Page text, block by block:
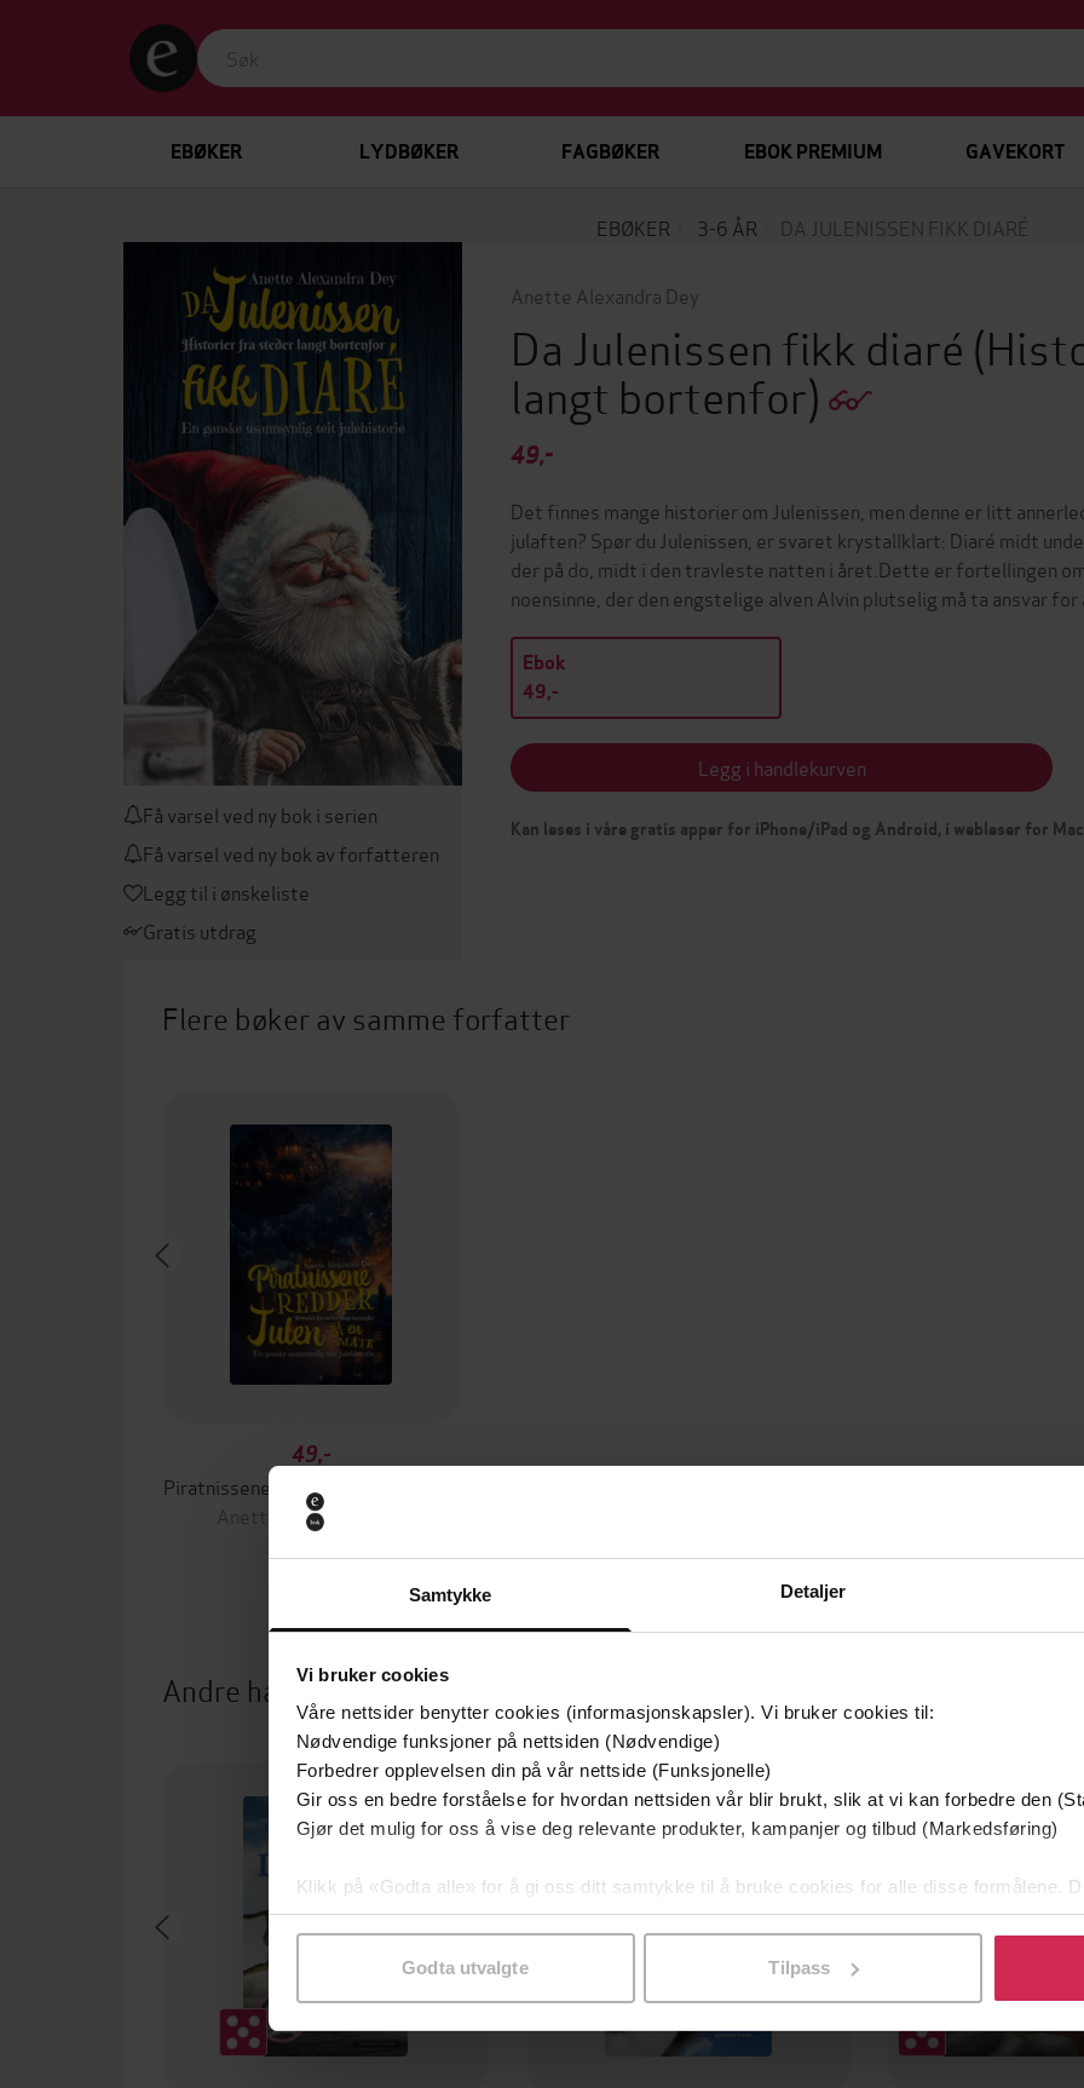
Samtykke Detaljer
Vi bruker cookies
Våre nettsider benytter cookies (informasjonskapsler). Vi bruker cookies til:
Nødvendige funksjoner på nettsiden (Nødvendige)
Forbedrer opplevelsen din på vår nettside (Funksjonelle)
Gir oss en bedre forståelse for hvordan nettsiden vår blir brukt, slik at vi kan forbedre den
Gjør det mulig for oss å vise deg relevante produkter, kampanjer og tilbud (Markedsføring)
Klikk på «Godta alle» for å gi oss ditt samtykke til å bruke cookies for alle disse formålene.
samtykke til spesifikke formål ved å klikke på «Tilpass». Du kan når som helst trekke
Godta utvalgte Tilpass
EBØKER LYDBØKER FAGBØKER EBOK PREMIUM GAVEKORT
EBØKER 3-6 ÅR DA JULENISSEN FIKK DIARÉ
Få varsel ved ny bok i serien
Få varsel ved ny bok av forfatteren
Legg til i ønskeliste
Gratis utdrag
Anette Alexandra Dey
Da Julenissen fikk diaré
langt bortenfor)
49,-
Det finnes mange historier om Julenissen, men denne er litt
julaften? Spør du Julenissen, er svaret krystallklart: Diaré midt
der på do, midt i den travleste natten i året.Dette er fortellingen
noensinne, der den engstelige alven Alvin plutselig må ta ansvar
Ebok
49,-
Legg i handlekurven
Kan leses i våre gratis apper for iPhone/iPad og Android, i webleser for
Flere bøker av samme forfatter
49,-
Anette Alexandra Dey
Andre har også kjøpt
Premium